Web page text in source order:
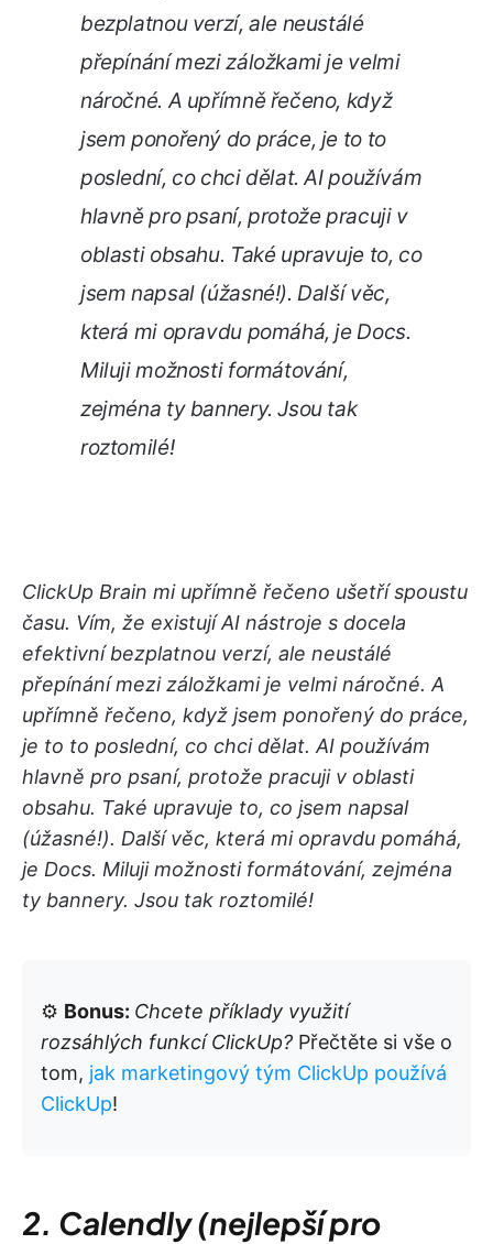
bezplatnou verzí, ale neustálé
přepínání mezi záložkami je velmi
náročné. A upřímně řečeno, když
jsem ponořený do práce, je to to
poslední, co chci dělat. AI používám
hlavně pro psaní, protože pracuji v
oblasti obsahu. Také upravuje to, co
jsem napsal (úžasné!). Další věc,
která mi opravdu pomáhá, je Docs.
Miluji možnosti formátování,
zejména ty bannery. Jsou tak
roztomilé!
ClickUp Brain mi upřímně řečeno ušetří spoustu
času. Vím, že existují AI nástroje s docela
efektivní bezplatnou verzí, ale neustálé
přepínání mezi záložkami je velmi náročné. A
upřímně řečeno, když jsem ponořený do práce,
je to to poslední, co chci dělat. AI používám
hlavně pro psaní, protože pracuji v oblasti
obsahu. Také upravuje to, co jsem napsal
(úžasné!). Další věc, která mi opravdu pomáhá,
je Docs. Miluji možnosti formátování, zejména
ty bannery. Jsou tak roztomilé!
⚙️ Bonus: Chcete příklady využití
rozsáhlých funkcí ClickUp? Přečtěte si vše o
tom, jak marketingový tým ClickUp používá
ClickUp!
2. Calendly (nejlepší pro